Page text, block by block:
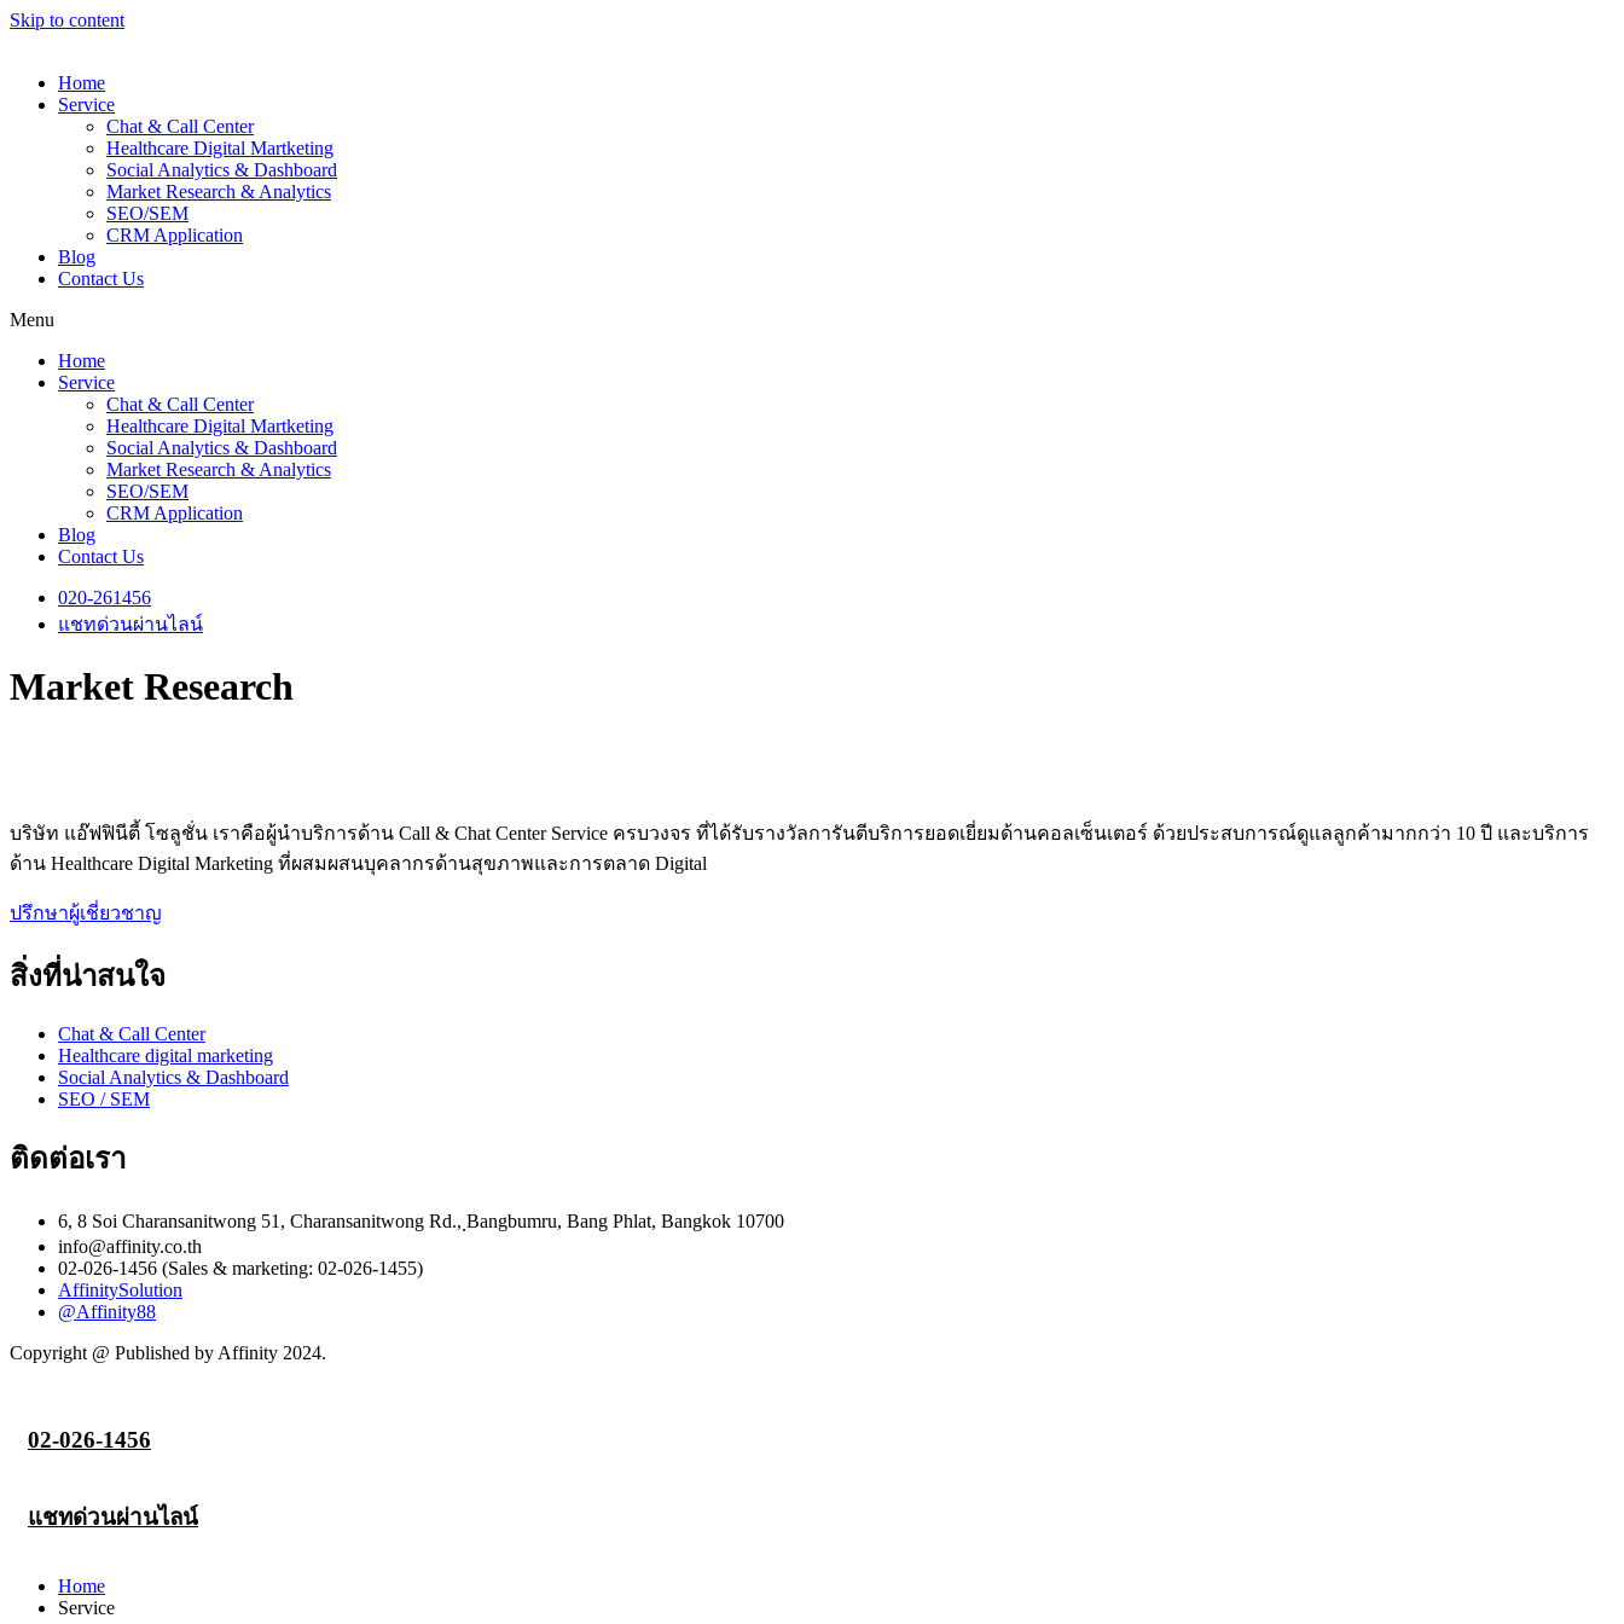
Skip to content
Home
Service
Chat & Call Center
Healthcare Digital Martketing
Social Analytics & Dashboard
Market Research & Analytics
SEO/SEM
CRM Application
Blog
Contact Us
Menu
Home
Service
Chat & Call Center
Healthcare Digital Martketing
Social Analytics & Dashboard
Market Research & Analytics
SEO/SEM
CRM Application
Blog
Contact Us
020-261456
แชทด่วนผ่านไลน์
Market Research
บริษัท แอ๊ฟฟินีตี้ โซลูชั่น เราคือผู้นำบริการด้าน Call & Chat Center Service ครบวงจร ที่ได้รับรางวัลการันตีบริการยอดเยี่ยมด้านคอลเซ็นเตอร์ ด้วยประสบการณ์ดูแลลูกค้ามากกว่า 10 ปี และบริการ
ด้าน Healthcare Digital Marketing ที่ผสมผสนบุคลากรด้านสุขภาพและการตลาด Digital
ปรึกษาผู้เชี่ยวชาญ
สิ่งที่น่าสนใจ
Chat & Call Center
Healthcare digital marketing
Social Analytics & Dashboard
SEO / SEM
ติดต่อเรา
6, 8 Soi Charansanitwong 51, Charansanitwong Rd., ฺBangbumru, Bang Phlat, Bangkok 10700
info@affinity.co.th
02-026-1456 (Sales & marketing: 02-026-1455)
AffinitySolution
@Affinity88
Copyright @ Published by Affinity 2024.
02-026-1456
แชทด่วนผ่านไลน์
Home
Service